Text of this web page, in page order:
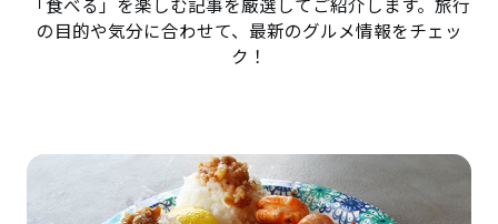
の目的や気分に合わせて、最新のグルメ情報をチェッ
ク！